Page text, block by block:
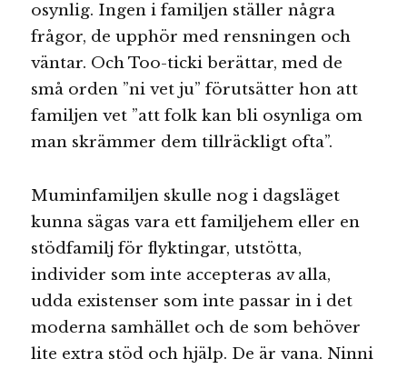
osynlig. Ingen i familjen ställer några
frågor, de upphör med rensningen och
väntar. Och Too-ticki berättar, med de
små orden ”ni vet ju” förutsätter hon att
familjen vet ”att folk kan bli osynliga om
man skrämmer dem tillräckligt ofta”.
Muminfamiljen skulle nog i dagsläget
kunna sägas vara ett familjehem eller en
stödfamilj för flyktingar, utstötta,
individer som inte accepteras av alla,
udda existenser som inte passar in i det
moderna samhället och de som behöver
lite extra stöd och hjälp. De är vana. Ninni